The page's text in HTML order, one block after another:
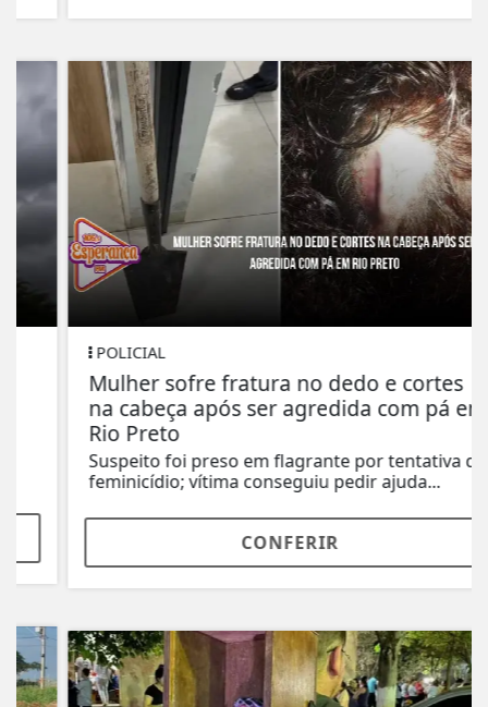
POLICIAL
Mulher sofre fratura no dedo e cortes
na cabeça após ser agredida com pá em
Rio Preto
Suspeito foi preso em flagrante por tentativa de
feminicídio; vítima conseguiu pedir ajuda...
CONFERIR